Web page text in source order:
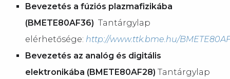
Bevezetés a fúziós plazmafizikába
(BMETE80AF36) Tantárgylap
elérhetősége: http://www.ttk.bme.hu/
Bevezetés az analóg és digitális
elektronikába (BMETE80AF28) Tantárgylap